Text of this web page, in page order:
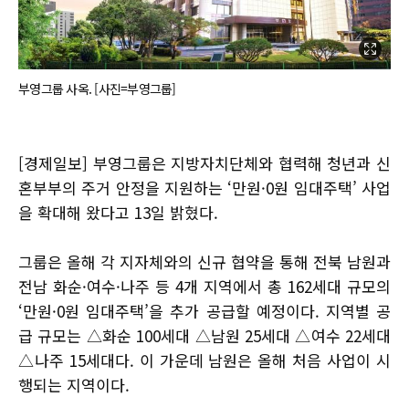
부영그룹 사옥. [사진=부영그룹]
[경제일보] 부영그룹은 지방자치단체와 협력해 청년과 신
혼부부의 주거 안정을 지원하는 ‘만원·0원 임대주택’ 사업
을 확대해 왔다고 13일 밝혔다.
그룹은 올해 각 지자체와의 신규 협약을 통해 전북 남원과
전남 화순·여수·나주 등 4개 지역에서 총 162세대 규모의
‘만원·0원 임대주택’을 추가 공급할 예정이다. 지역별 공
급 규모는 △화순 100세대 △남원 25세대 △여수 22세대
△나주 15세대다. 이 가운데 남원은 올해 처음 사업이 시
행되는 지역이다.